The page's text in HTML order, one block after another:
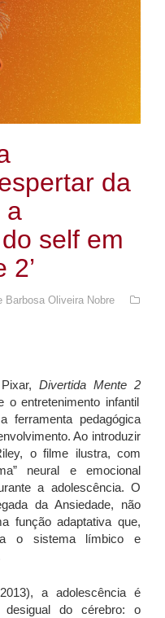
da
a
self em
2’
Barbosa Oliveira Nobre
Divertida Mente 2
o entretenimento infantil
ferramenta pedagógica
Ao introduzir
o filme ilustra, com
neural e emocional
a adolescência. O
da Ansiedade, não
função adaptativa que,
o sistema límbico e
a adolescência é
desigual do cérebro: o